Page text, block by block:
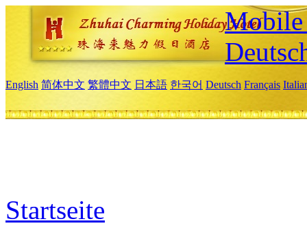
Mobile
English 简体中文 繁體中文 日本語 한국어 Deutsch Français
Startseite